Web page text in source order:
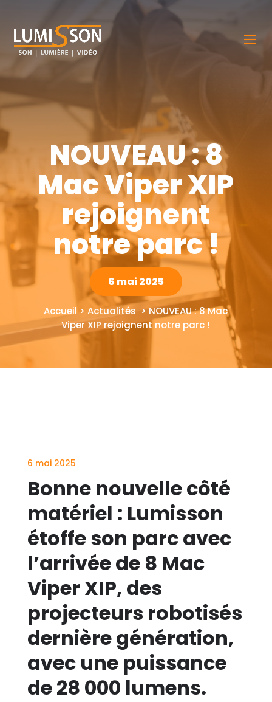
NOUVEAU : 8
Mac Viper XIP
rejoignent
notre parc !
6 mai 2025
Accueil > Actualités > NOUVEAU : 8 Mac
Viper XIP rejoignent notre parc !
6 mai 2025
Bonne nouvelle côté
matériel : Lumisson
étoffe son parc avec
l’arrivée de 8 Mac
Viper XIP, des
projecteurs robotisés
dernière génération,
avec une puissance
de 28 000 lumens.